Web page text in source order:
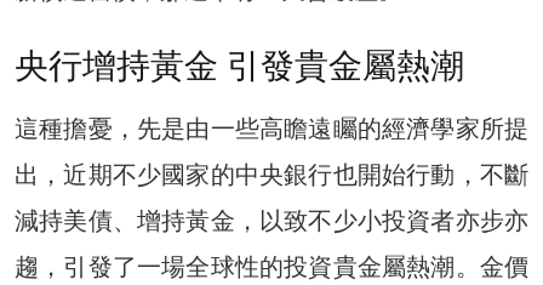
央行增持黃金 引發貴金屬熱潮
這種擔憂，先是由一些高瞻遠矚的經濟學家所提
出，近期不少國家的中央銀行也開始行動，不斷
減持美債、增持黃金，以致不少小投資者亦步亦
趨，引發了一場全球性的投資貴金屬熱潮。金價